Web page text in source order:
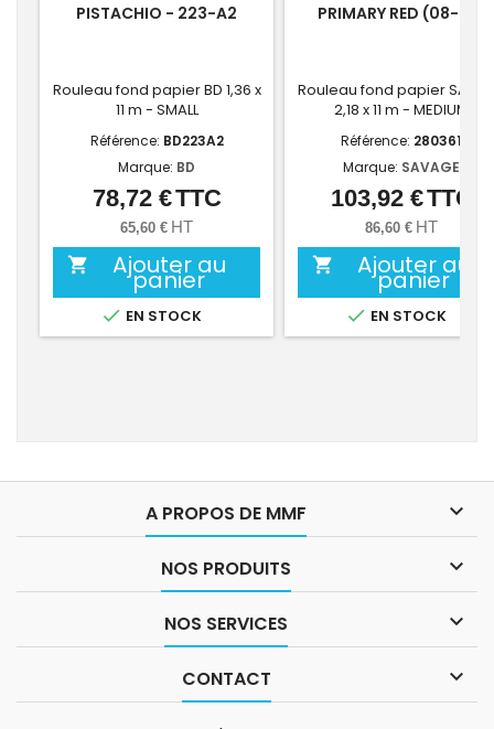
PISTACHIO - 223-A2
Rouleau fond papier BD 1,36 x
11 m - SMALL
Référence: BD223A2
Marque: BD
Prix
78,72 €TTC
65,60 € HT
 Ajouter au
panier
 EN STOCK
PRIMARY RED (08-86)
Rouleau fond papier
2,18 x 11 m - MEDIUM
Référence: 280361
Marque: SAVAGE
Prix
103,92 €TTC
86,60 € HT
 Ajouter au
panier
 EN STOCK
A PROPOS DE MMF 
NOS PRODUITS 
NOS SERVICES 
CONTACT 